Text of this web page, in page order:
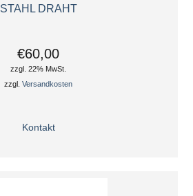
STAHL DRAHT
€60,00
zzgl. 22% MwSt.
zzgl.Versandkosten
Kontakt